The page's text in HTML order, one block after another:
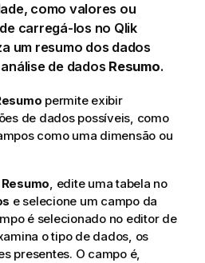
como valores ou
carregá-los no Qlik
um resumo dos dados
de dados Resumo.
permite exibir
de dados possíveis, como
como uma dimensão ou
Resumo, edite uma tabela no
e selecione um campo da
é selecionado no editor de
o tipo de dados, os
presentes. O campo é,